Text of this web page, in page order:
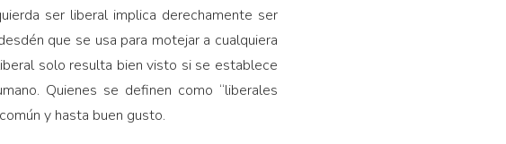
ser liberal implica derechamente ser
que se usa para motejar a cualquiera
solo resulta bien visto si se establece
Quienes se definen como “liberales
y hasta buen gusto.